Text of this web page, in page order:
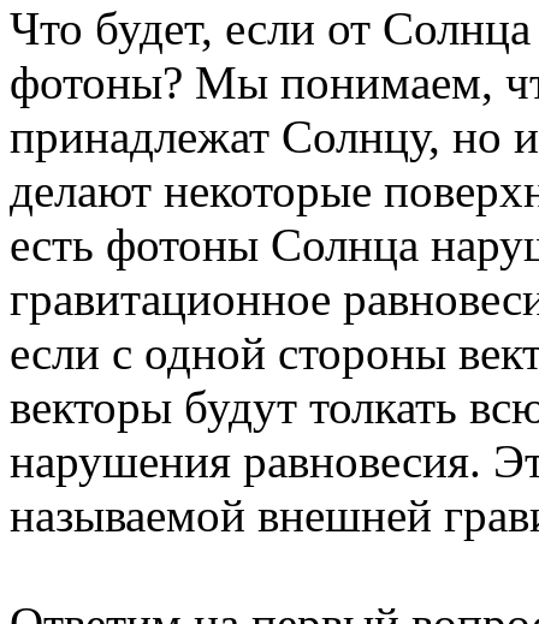
Что будет, если от
фотоны? Мы понимаем,
принадлежат Солнцу, но
делают некоторые
есть фотоны Солнца
гравитационное
если с одной стороны
векторы будут толкать
нарушения равновесия.
называемой внешней